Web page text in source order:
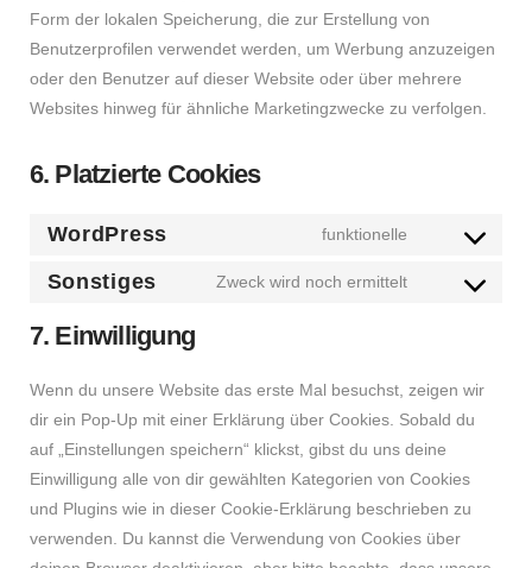
Form der lokalen Speicherung, die zur Erstellung von
Benutzerprofilen verwendet werden, um Werbung anzuzeigen
oder den Benutzer auf dieser Website oder über mehrere
Websites hinweg für ähnliche Marketingzwecke zu verfolgen.
6. Platzierte Cookies
WordPress funktionelle
Consent
Sonstiges Zweck wird noch ermittelt
Consent
sonstiges
7. Einwilligung
Wenn du unsere Website das erste Mal besuchst, zeigen wir
dir ein Pop-Up mit einer Erklärung über Cookies. Sobald du
auf „Einstellungen speichern“ klickst, gibst du uns deine
Einwilligung alle von dir gewählten Kategorien von Cookies
und Plugins wie in dieser Cookie-Erklärung beschrieben zu
verwenden. Du kannst die Verwendung von Cookies über